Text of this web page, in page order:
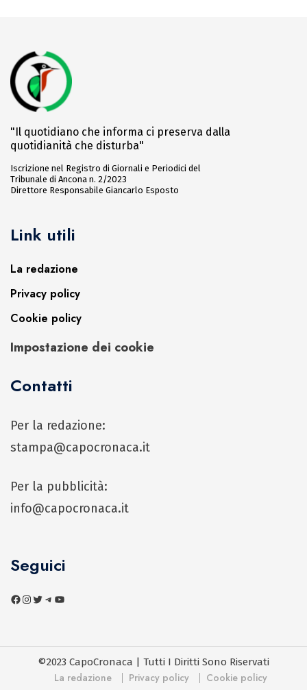
"Il quotidiano che informa ci preserva dalla
quotidianità che disturba"
Iscrizione nel Registro di Giornali e Periodici del
Tribunale di Ancona n. 2/2023
Direttore Responsabile Giancarlo Esposto
Link utili
La redazione
Privacy policy
Cookie policy
Impostazione dei cookie
Contatti
Per la redazione:
stampa@capocronaca.it
Per la pubblicità:
info@capocronaca.it
Seguici
©2023 CapoCronaca | Tutti I Diritti Sono Riservati
La redazione Privacy policy Cookie policy